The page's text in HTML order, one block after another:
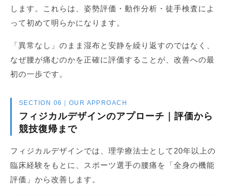
します。これらは、姿勢評価・動作分析・徒手検査によ
って初めて明らかになります。
「異常なし」のまま湿布と安静を繰り返すのではなく、
なぜ腰が痛むのかを正確に評価することが、改善への最
初の一歩です。
SECTION 06｜OUR APPROACH
フィジカルデザインのアプローチ｜評価から
競技復帰まで
フィジカルデザインでは、理学療法士として20年以上の
臨床経験をもとに、スポーツ選手の腰痛を「全身の機能
評価」から改善します。